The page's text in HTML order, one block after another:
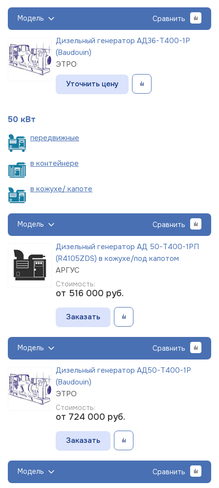
Модель Сравнить
Дизельный генератор АД36-Т400-1Р
(Baudouin)
ЭТРО
Уточнить цену
50 кВт
передвижные
в контейнере
в кожухе/ капоте
Модель Сравнить
Дизельный генератор АД 50-Т400-1РП
(R4105ZDS) в кожухе/под капотом
АРГУС
Стоимость:
от 516 000 руб.
Заказать
Модель Сравнить
Дизельный генератор АД50-Т400-1Р
(Baudouin)
ЭТРО
Стоимость:
от 724 000 руб.
Заказать
Модель Сравнить